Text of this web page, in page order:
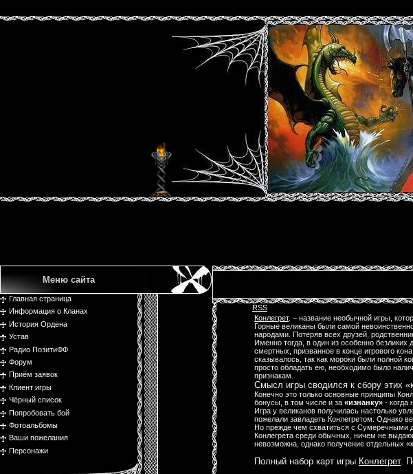
Меню сайта
Главная страница
Информация о Кланах
История Ордена
Устав
Радио ПозитиФФ
Форум
Приём заявок
Клиент игры
Чёрный список
Попробовать бой
Фотоальбомы
Ваши пожелания
Персонажи
RSS
Конлегрет. – название необычной игры,
Горные великаны были самой
народами. Потеряв всех друзей,
Именно тогда, в один из особенно безликих
смертных, призванное в конце игрового
сказывалось, так как мороки были полной
просто обладать ею, необходимо было
признакам.
Смысл игры сводился к сбору этих
Конечно это только основные принципы
бонусы, в том числе и за «изнанку» - когда
Игра у великанов получилась настолько
пожелали завладеть Конлегретом. Однако
Но прежде чем схватиться с Сумеречными
Конлегрета среди обычных, ничем не
невозможна, однако получение отдельных
Полный набор карт игры Конлегрет.